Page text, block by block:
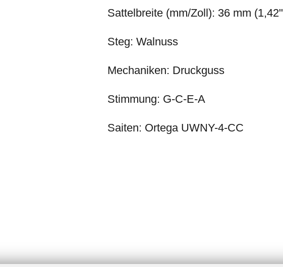
Sattelbreite (mm/Zoll): 36 mm
Steg: Walnuss
Mechaniken: Druckguss
Stimmung: G-C-E-A
Saiten: Ortega UWNY-4-CC